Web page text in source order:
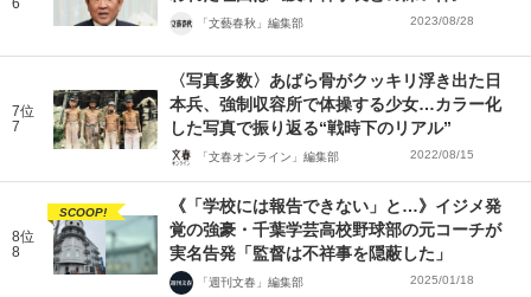
6
「文藝春秋」編集部 2023/08/28
7位
7
〈写真多数〉あばら骨がクッキリ浮き出た日
本兵、強制収容所で体操する少女…カラー化
した写真で振り返る“戦時下のリアル”
「文春オンライン」編集部 2022/08/15
8位
8
SCOOP!
《「学校には報告できない」と…》イジメ発
覚の強豪・千葉学芸高校野球部の元コーチが
実名告発「監督は不祥事を隠蔽した」
「週刊文春」編集部 2025/01/18